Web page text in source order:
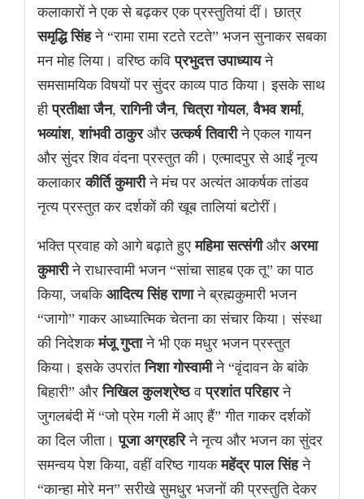
कलाकारों ने एक से बढ़कर एक प्रस्तुतियां दीं। छात्र
समृद्धि सिंहने “रामा रामा रटते रटते” भजन सुनाकर सबका
मन मोह लिया। वरिष्ठ कविप्रभुदत्त उपाध्यायने
समसामयिक विषयों पर सुंदर काव्य पाठ किया। इसके साथ
हीप्रतीक्षा जैन,रागिनी जैन,चित्रा गोयल,वैभव शर्मा,
भव्यांश,शांभवी ठाकुरऔरउत्कर्ष तिवारीने एकल गायन
और सुंदर शिव वंदना प्रस्तुत की। एत्मादपुर से आईं नृत्य
कलाकारकीर्ति कुमारीने मंच पर अत्यंत आकर्षक तांडव
नृत्य प्रस्तुत कर दर्शकों की खूब तालियां बटोरीं।
भक्ति प्रवाह को आगे बढ़ाते हुएमहिमा सत्संगीऔर अरमा
कुमारीने राधास्वामी भजन “सांचा साहब एक तू” का पाठ
किया, जबकि आदित्य सिंह राणाने ब्रह्मकुमारी भजन
“जागो” गाकर आध्यात्मिक चेतना का संचार किया। संस्था
की निदेशकमंजू गुप्ताने भी एक मधुर भजन प्रस्तुत
किया। इसके उपरांतनिशा गोस्वामीने “वृंदावन के बांके
बिहारी” औरनिखिल कुलश्रेष्ठवप्रशांत परिहारने
जुगलबंदी में “जो प्रेम गली में आए हैं” गीत गाकर दर्शकों
का दिल जीता।पूजा अग्रहरिने नृत्य और भजन का सुंदर
समन्वय पेश किया, वहीं वरिष्ठ गायकमहेंद्र पाल सिंहने
“कान्हा मोरे मन” सरीखे सुमधुर भजनों की प्रस्तुति देकर